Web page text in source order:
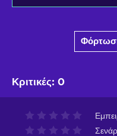
Κριτικές: 0